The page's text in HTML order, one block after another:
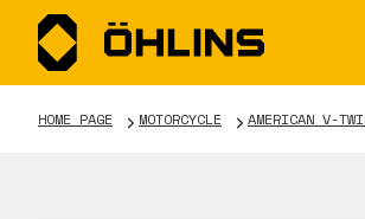
HOME PAGE MOTORCYCLE AMERICAN V-